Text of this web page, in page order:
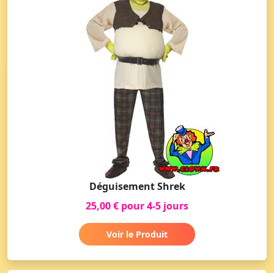
Déguisement Shrek
25,00 € pour 4-5 jours
Voir le Produit